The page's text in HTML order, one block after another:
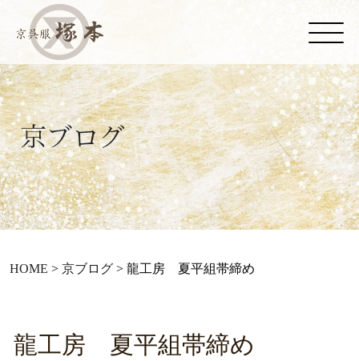
HOME > 京ブログ> 龍工房 夏平組帯締め
龍工房 夏平組帯締め